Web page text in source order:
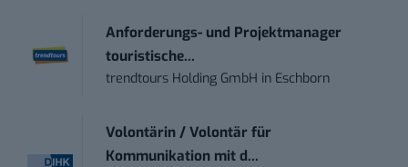
Anforderungs- und Projektmanager
touristische...
trendtours Holding GmbH in Eschborn
Volontärin / Volontär für
Kommunikation mit d...